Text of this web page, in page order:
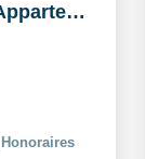
CHALONS EN CHAMPAGNE: Appartement T3 en duplex
Honoraires